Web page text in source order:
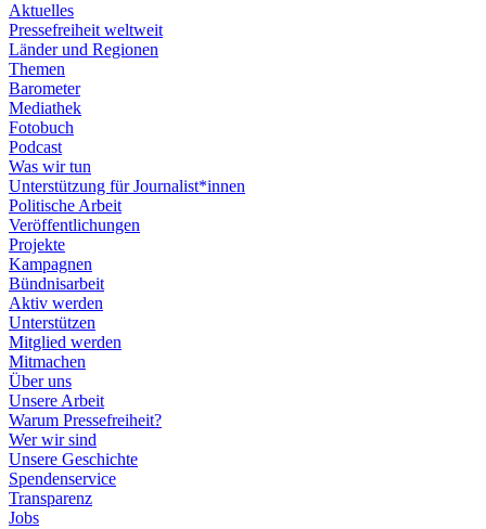
Aktuelles
Pressefreiheit weltweit
Länder und Regionen
Themen
Barometer
Mediathek
Fotobuch
Podcast
Was wir tun
Unterstützung für Journalist*innen
Politische Arbeit
Veröffentlichungen
Projekte
Kampagnen
Bündnisarbeit
Aktiv werden
Unterstützen
Mitglied werden
Mitmachen
Über uns
Unsere Arbeit
Warum Pressefreiheit?
Wer wir sind
Unsere Geschichte
Spendenservice
Transparenz
Jobs